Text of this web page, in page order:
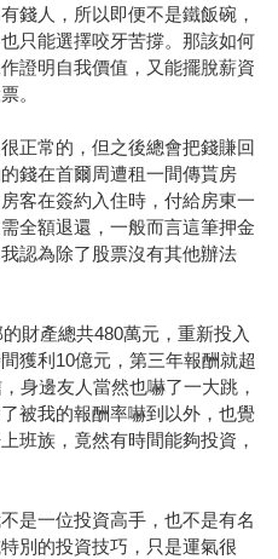
錢人，所以即便不是鐵飯碗，
只能選擇咬牙苦撐。那該如何
證明自我價值，又能擺脫薪資
。
正常的，但之後總會把錢賺回
錢在首爾周遭租一間傳貰房
客在簽約入住時，付給房東一
全額退還，一般而言這筆押金
認為除了股票沒有其他辦法
財產總共480萬元，重新投入
獲利10億元，第三年報酬就超
身邊友人當然也嚇了一大跳，
被我的報酬率嚇到以外，也覺
班族，竟然有時間能夠投資，
是一位投資高手，也不是有名
別的投資技巧，只是運氣很